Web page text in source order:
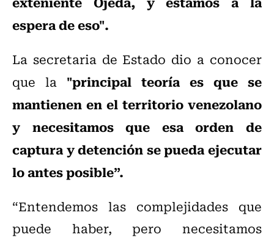
espera de eso".
La secretaria de Estado dio a conocer
que la "principal teoría es que se
mantienen en el territorio venezolano
y necesitamos que esa orden de
captura y detención se pueda ejecutar
lo antes posible”.
“Entendemos las complejidades que
puede haber, pero necesitamos